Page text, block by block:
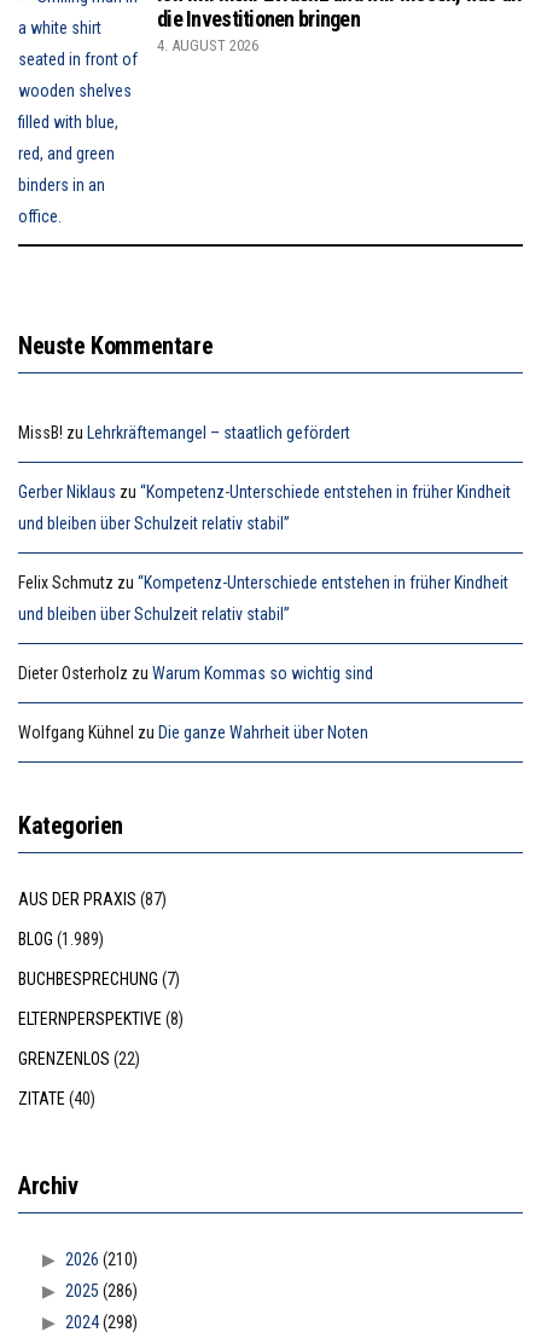
die Investitionen bringen
4. AUGUST 2026
Neuste Kommentare
MissB! zu Lehrkräftemangel – staatlich gefördert
Gerber Niklaus zu “Kompetenz-Unterschiede entstehen in früher Kindheit
und bleiben über Schulzeit relativ stabil”
Felix Schmutz zu “Kompetenz-Unterschiede entstehen in früher Kindheit
und bleiben über Schulzeit relativ stabil”
Dieter Osterholz zu Warum Kommas so wichtig sind
Wolfgang Kühnel zu Die ganze Wahrheit über Noten
Kategorien
AUS DER PRAXIS (87)
BLOG (1.989)
BUCHBESPRECHUNG (7)
ELTERNPERSPEKTIVE(8)
GRENZENLOS (22)
ZITATE(40)
Archiv
2026 (210)
2025 (286)
2024(298)